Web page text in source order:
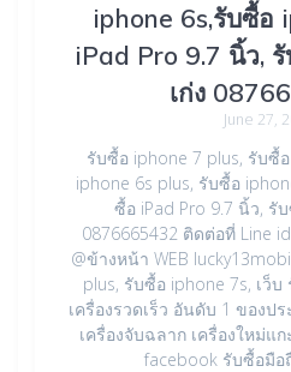
iphone 6s,รับซื้อ
iPad Pro 9.7 นิ้ว,
เก่ง
June 27,
รับซื้อ iphone 7 plus, รับซื้
iphone 6s plus, รับซื้อ
ซื้อ iPad Pro 9.7 นิ้ว, รับ
0876665432 ติดต่อที่ Line
@ข้างหน้า WEB
plus, รับซื้อ iphone 7s, เว็
เครื่องรวดเร็ว อันดับ 1 ของป
เครื่องจับฉลาก เครื่องใหม่แก
facebook รับซื้อมือ